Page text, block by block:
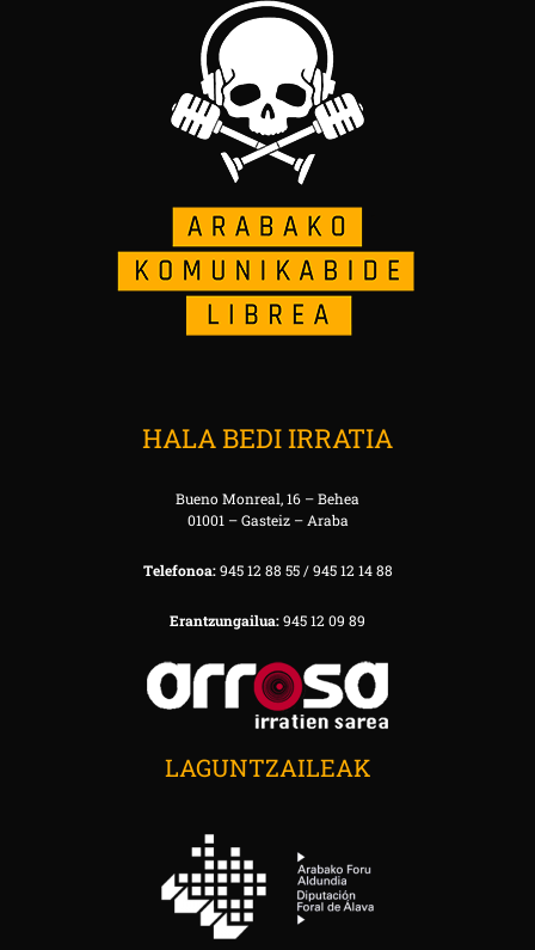
HALA BEDI IRRATIA
Bueno Monreal, 16 – Behea
01001 – Gasteiz – Araba
Telefonoa:945 12 88 55 / 945 12 14 88
Erantzungailua:945 12 09 89
LAGUNTZAILEAK